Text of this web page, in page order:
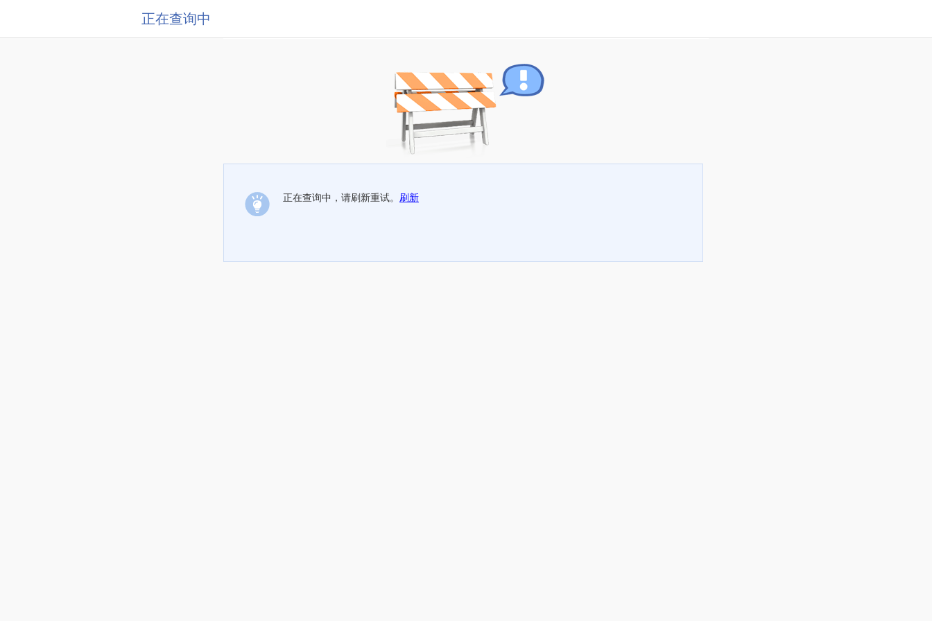
正在查询中
正在查询中，请刷新重试。 刷新